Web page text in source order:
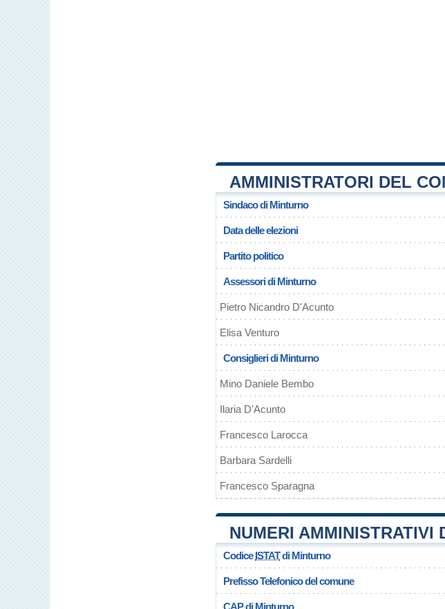
AMMINISTRATORI DEL
Sindaco di Minturno
Data delle elezioni
Partito politico
Assessori di Minturno
Pietro Nicandro D'Acunto
Elisa Venturo
Consiglieri di Minturno
Mino Daniele Bembo
Ilaria D'Acunto
Francesco Larocca
Barbara Sardelli
Francesco Sparagna
NUMERI AMMINISTRATIVI
CodiceISTATdi Minturno
Prefisso Telefonico del comune
CAPdi Minturno